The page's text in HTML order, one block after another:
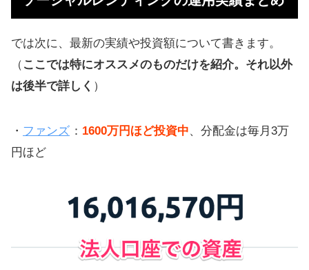
では次に、最新の実績や投資額について書きます。
（ ここでは特にオススメのものだけを紹介。それ以外
は後半で詳しく ）
・ ファンズ ： 1600万円ほど投資中、分配金は毎月3万
円ほど